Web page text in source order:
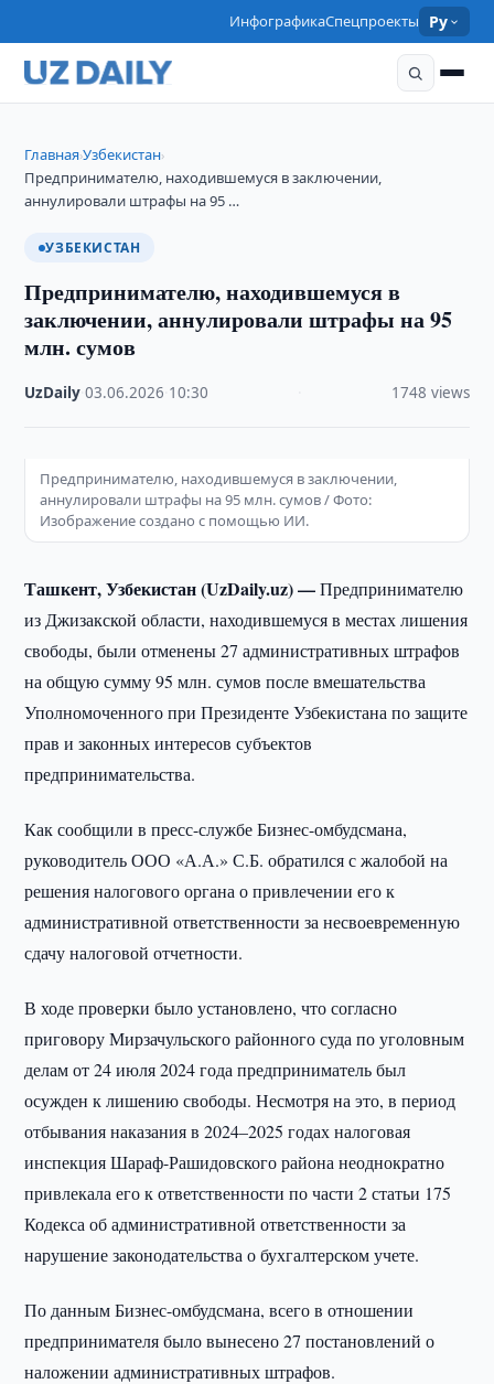
ИнфографикаСпецпроекты Ру
Главная›Узбекистан›
Предпринимателю, находившемуся в заключении,
аннулировали штрафы на 95 …
УЗБЕКИСТАН
Предпринимателю, находившемуся в
заключении, аннулировали штрафы на 95
млн. сумов
UzDaily ·03.06.2026 10:30 1748 views
Предпринимателю, находившемуся в заключении,
аннулировали штрафы на 95 млн. сумов / Фото:
Изображение создано с помощью ИИ.
Ташкент, Узбекистан (UzDaily.uz) —Предпринимателю
из Джизакской области, находившемуся в местах лишения
свободы, были отменены 27 административных штрафов
на общую сумму 95 млн. сумов после вмешательства
Уполномоченного при Президенте Узбекистана по защите
прав и законных интересов субъектов
предпринимательства.
Как сообщили в пресс-службе Бизнес-омбудсмана,
руководитель ООО «А.А.» С.Б. обратился с жалобой на
решения налогового органа о привлечении его к
административной ответственности за несвоевременную
сдачу налоговой отчетности.
В ходе проверки было установлено, что согласно
приговору Мирзачульского районного суда по уголовным
делам от 24 июля 2024 года предприниматель был
осужден к лишению свободы. Несмотря на это, в период
отбывания наказания в 2024–2025 годах налоговая
инспекция Шараф-Рашидовского района неоднократно
привлекала его к ответственности по части 2 статьи 175
Кодекса об административной ответственности за
нарушение законодательства о бухгалтерском учете.
По данным Бизнес-омбудсмана, всего в отношении
предпринимателя было вынесено 27 постановлений о
наложении административных штрафов.